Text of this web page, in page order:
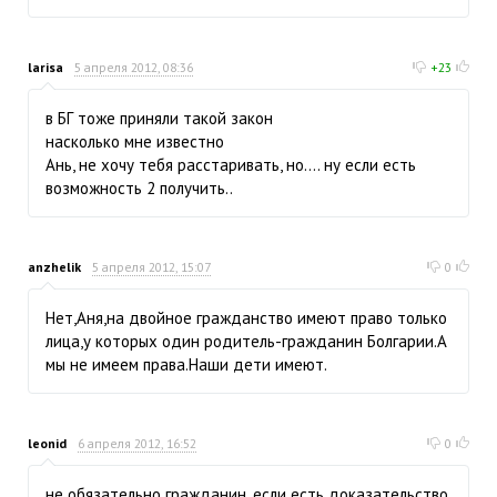
larisa 5 апреля 2012, 08:36 +23
в БГ тоже приняли такой закон
насколько мне известно
Ань, не хочу тебя расстаривать, но.... ну если есть
возможность 2 получить..
anzhelik 5 апреля 2012, 15:07 0
Нет,Аня,на двойное гражданство имеют право только
лица,у которых один родитель-гражданин Болгарии.А
мы не имеем права.Наши дети имеют.
leonid 6 апреля 2012, 16:52 0